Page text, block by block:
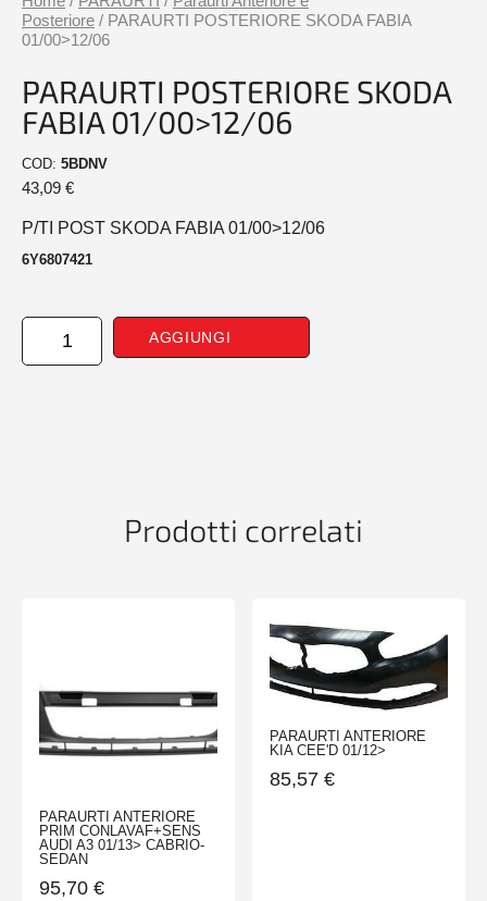
Posteriore / PARAURTI POSTERIORE SKODA FABIA
01/00>12/06
PARAURTI POSTERIORE SKODA
FABIA 01/00>12/06
COD: 5BDNV
43,09 €
P/TI POST SKODA FABIA 01/00>12/06
6Y6807421
PARAURTI
POSTERIORE
AGGIUNGI
Prodotti correlati
PARAURTI ANTERIORE
PRIM CONLAVAF+SENS
AUDI A3 01/13> CABRIO-
SEDAN
95,70 €
PARAURTI ANTERIORE
KIA CEE'D 01/12>
85,57 €